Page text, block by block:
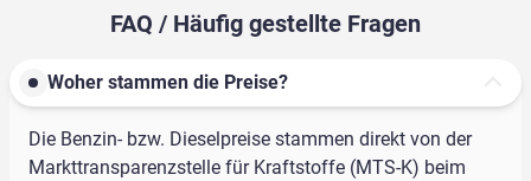
FAQ / Häufig gestellte Fragen
Woher stammen die Preise?
Die Benzin- bzw. Dieselpreise stammen direkt von der
Markttransparenzstelle für Kraftstoffe (MTS-K) beim